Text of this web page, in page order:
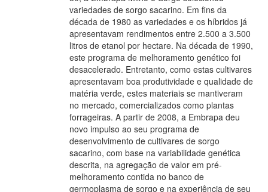
variedades de sorgo sacarino. Em fins da
década de 1980 as variedades e os híbridos já
apresentavam rendimentos entre 2.500 a 3.500
litros de etanol por hectare. Na década de 1990,
este programa de melhoramento genético foi
desacelerado. Entretanto, como estas cultivares
apresentavam boa produtividade e qualidade de
matéria verde, estes materiais se mantiveram
no mercado, comercializados como plantas
forrageiras. A partir de 2008, a Embrapa deu
novo impulso ao seu programa de
desenvolvimento de cultivares de sorgo
sacarino, com base na variabilidade genética
descrita, na agregação de valor em pré-
melhoramento contida no banco de
germoplasma de sorgo e na experiência de seu